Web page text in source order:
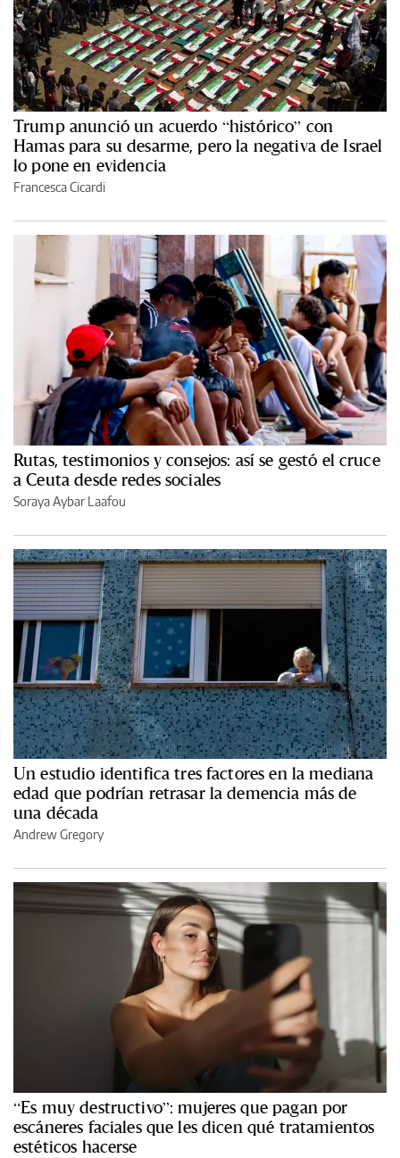
Trump anunció un acuerdo “histórico” con
Hamas para su desarme, pero la negativa de Israel
lo pone en evidencia
Francesca Cicardi
Rutas, testimonios y consejos: así se gestó el cruce
a Ceuta desde redes sociales
Soraya Aybar Laafou
Un estudio identifica tres factores en la mediana
edad que podrían retrasar la demencia más de
una década
Andrew Gregory
“Es muy destructivo”: mujeres que pagan por
escáneres faciales que les dicen qué tratamientos
estéticos hacerse